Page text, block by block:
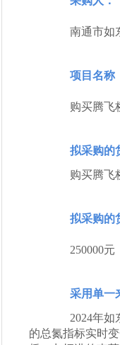
南通市如
项目名称
购买腾飞
拟采购的
购买腾飞
拟采购的
250000元
采用单一
2024年
的总氮指标实时